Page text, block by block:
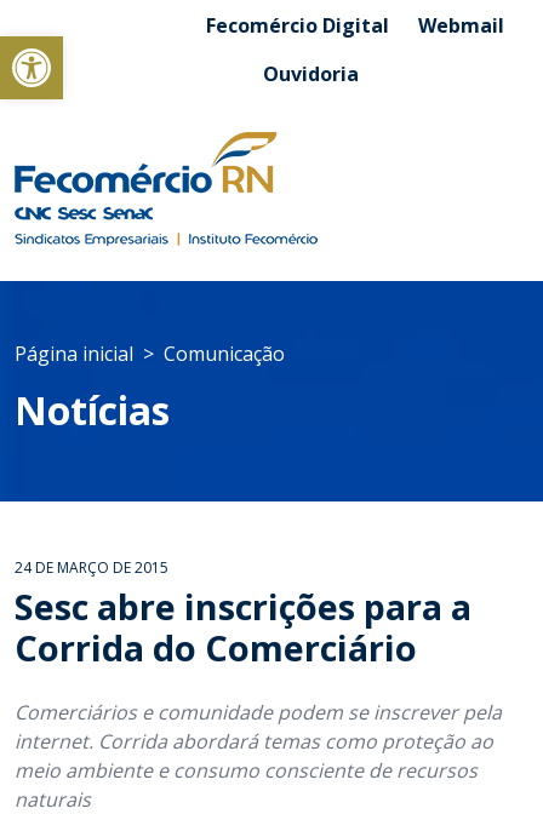
Abrir a barra de ferramentasFecomércio Digital
Webmail
Ouvidoria
Página inicial Comunicação
Notícias
24 DE MARÇO DE 2015
Sesc abre inscrições para a
Corrida do Comerciário
Comerciários e comunidade podem se inscrever pela
internet. Corrida abordará temas como proteção ao
meio ambiente e consumo consciente de recursos
naturais